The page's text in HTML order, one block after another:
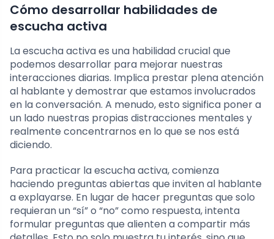
Cómo desarrollar habilidades de
escucha activa
La escucha activa es una habilidad crucial que
podemos desarrollar para mejorar nuestras
interacciones diarias. Implica prestar plena atención
al hablante y demostrar que estamos involucrados
en la conversación. A menudo, esto significa poner a
un lado nuestras propias distracciones mentales y
realmente concentrarnos en lo que se nos está
diciendo.
Para practicar la escucha activa, comienza
haciendo preguntas abiertas que inviten al hablante
a explayarse. En lugar de hacer preguntas que solo
requieran un “sí” o “no” como respuesta, intenta
formular preguntas que alienten a compartir más